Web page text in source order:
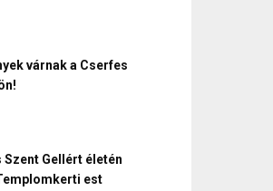
várnak a Cserfes
Gellért életén
est